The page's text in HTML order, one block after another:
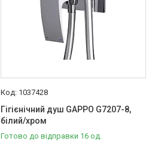
1037428
Гігієнічний душ GAPPO G7207-8,
білий/хром
Готово до відправки 16 од.